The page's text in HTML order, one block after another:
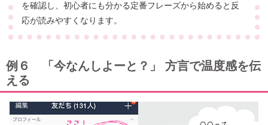
を確認し、初心者にも分かる定番フレーズから始めると反
応が読みやすくなります。
例６ 「今なんしよーと？」 方言で温度感を伝
える